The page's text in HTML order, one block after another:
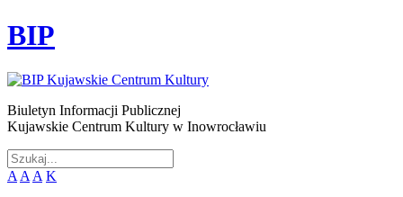
BIP
Biuletyn Informacji Publicznej
Kujawskie Centrum Kultury w Inowrocławiu
A A A K